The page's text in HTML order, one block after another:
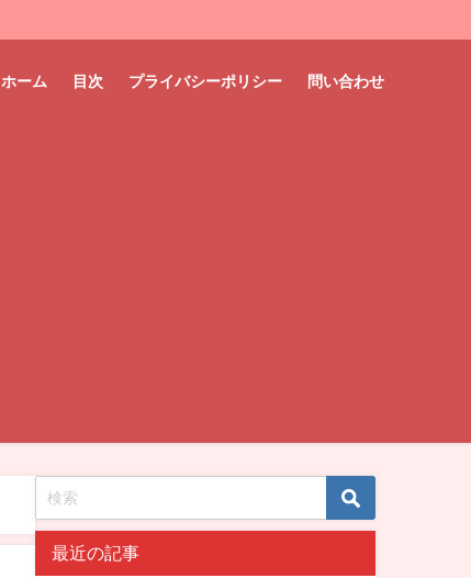
ホーム 目次 プライバシーポリシー 問い合わせ
最近の記事